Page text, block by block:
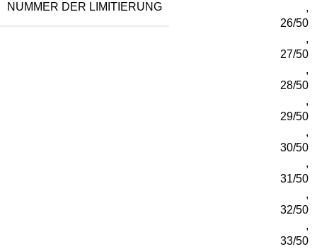
NUMMER DER LIMITIERUNG
,
26/50
,
27/50
,
28/50
,
29/50
,
30/50
,
31/50
,
32/50
,
33/50